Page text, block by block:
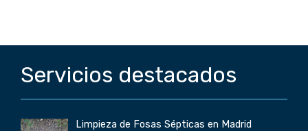
Servicios destacados
Limpieza de Fosas Sépticas en Madrid